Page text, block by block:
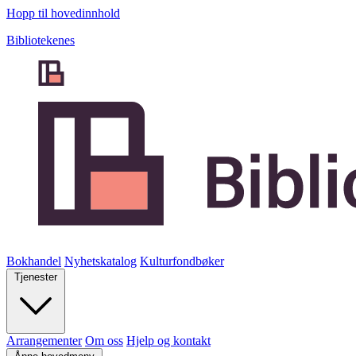
Hopp til hovedinnhold
Bibliotekenes
Bokhandel Nyhetskatalog Kulturfondbøker
Tjenester
Arrangementer Om oss Hjelp og kontakt